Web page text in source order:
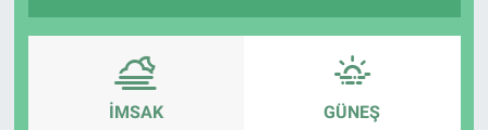
İMSAK GÜNEŞ
Erişim Bilgileri
Sağlık